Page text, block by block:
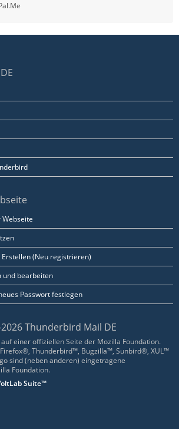
(Neu registrieren)
und bearbeiten
Passwort festlegen
Thunderbird Mail DE
einer offiziellen Seite der Mozilla Foundation.
Thunderbird™, Bugzilla™, Sunbird®, XUL™
sind (neben anderen) eingetragene
Foundation.
Suite™